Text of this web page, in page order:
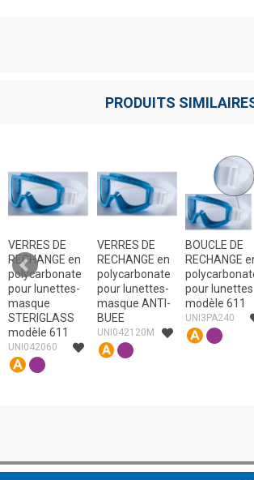
PRODUITS
VERRES DE
RECHANGE en
polycarbonate
pour lunettes-
masque
STERIGLASS
modèle 611
UNI042060
VERRES DE
RECHANGE en
polycarbonate
pour lunettes-
masque ANTI-
BUEE
UNI042120M
BOUCLE DE
RECHANGE
pour lunettes
modèle 611
UNI3PA240